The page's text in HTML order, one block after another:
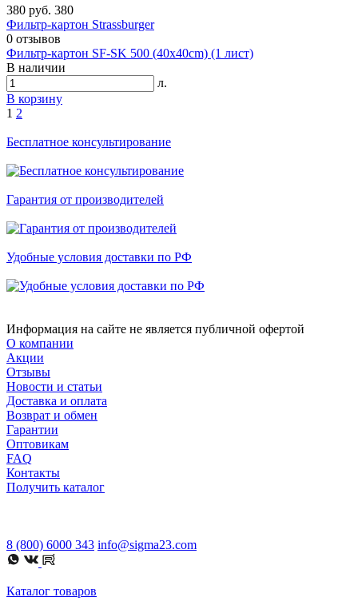
380 руб. 380
Фильтр-картон Strassburger
0 отзывов
Фильтр-картон SF-SK 500 (40х40cm) (1 лист)
В наличии
л.
В корзину
1 2
Бесплатное консультирование
Гарантия от производителей
Удобные условия доставки по РФ
Информация на сайте не является публичной офертой
О компании
Акции
Отзывы
Новости и статьи
Доставка и оплата
Возврат и обмен
Гарантии
Оптовикам
FAQ
Контакты
Получить каталог
8 (800) 6000 343 info@sigma23.com
Каталог товаров